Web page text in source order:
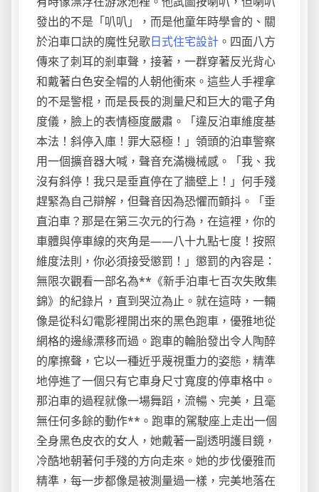
發出的不是「叭叭」，而是他童年時學會的、關
於泊車口訣的魔性兒歌日式住宅設計 。四面八方
傳來了刺耳的剎車聲，接著，一群穿著反光背心
和戴著白色安全帽的人朝他衝來。這些人手裡拿
的不是警棍，而是長長的測量尺和巨大的電子角
度儀，臉上的表情極度嚴肅。「違反泊車維度基
本法！斜停入庫！罪大惡極！」領頭的泊車警察
用一個擴音器大喊，聲音充滿機械感。「我、我
沒有斜停！我只是垂直停在了牆壁上！」何手殘
趕緊為自己辯解，但聲音因為恐懼而顫抖。「垂
直泊車？那是在第三次元的行為，在這裡，你的
車體與停車線的夾角是——八十九點七度！按照
維度法則，你必須接受懲罰！」懲罰的內容是：
無限次觀看一部名為**《新手泊車七百次失敗集
錦》的紀錄片，直到哭泣為止。就在這時，一輛
像是從科幻電影裡開出來的黑色跑車，優雅地從
網格的邊緣漂移而過。跑車的輪胎發出令人陶醉
的摩擦聲，它以一種近乎蔑視重力的姿態，精準
地停進了一個只有它車身尺寸寬度的停車格中。
那泊車的過程就像一場舞蹈，流暢、完美，且毫
無任何多餘的動作**。跑車的駕駛座上走出一個
全身黑色皮衣的女人，她戴著一副透明護目鏡，
冷酷地朝著何手殘的方向走來。她的步伐優雅而
精準，每一步都像是被測量過一樣，完美地落在